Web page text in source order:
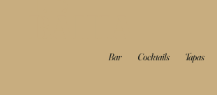
Bar Cocktails Tapas